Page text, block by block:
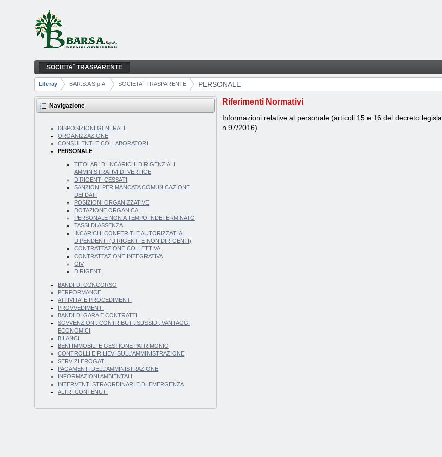
Salta al contenuto
PERSONALE
Navigazione
SOCIETA` TRASPARENTE
Breadcrumb
Liferay BAR.S.A S.p.A. SOCIETA` TRASPARENTE PERSONALE
Navigazione
DISPOSIZIONI GENERALI
ORGANIZZAZIONE
CONSULENTI E COLLABORATORI
PERSONALE
TITOLARI DI INCARICHI DIRIGENZIALI
AMMINISTRATIVI DI VERTICE
DIRIGENTI CESSATI
SANZIONI PER MANCATA COMUNICAZIONE
DEI DATI
POSIZIONI ORGANIZZATIVE
DOTAZIONE ORGANICA
PERSONALE NON A TEMPO INDETERMINATO
TASSI DI ASSENZA
INCARICHI CONFERITI E AUTORIZZATI AI
DIPENDENTI (DIRIGENTI E NON DIRIGENTI)
CONTRATTAZIONE COLLETTIVA
CONTRATTAZIONE INTEGRATIVA
OIV
DIRIGENTI
BANDI DI CONCORSO
PERFORMANCE
ATTIVITA' E PROCEDIMENTI
PROVVEDIMENTI
BANDI DI GARA E CONTRATTI
SOVVENZIONI, CONTRIBUTI, SUSSIDI, VANTAGGI
ECONOMICI
BILANCI
BENI IMMOBILI E GESTIONE PATRIMONIO
CONTROLLI E RILIEVI SULL'AMMINISTRAZIONE
SERVIZI EROGATI
PAGAMENTI DELL'AMMINISTRAZIONE
INFORMAZIONI AMBIENTALI
INTERVENTI STRAORDINARI E DI EMERGENZA
ALTRI CONTENUTI
Riferimenti Normativi
Informazioni relative al personale (articoli 15 e 16 del decreto
n.97/2016)